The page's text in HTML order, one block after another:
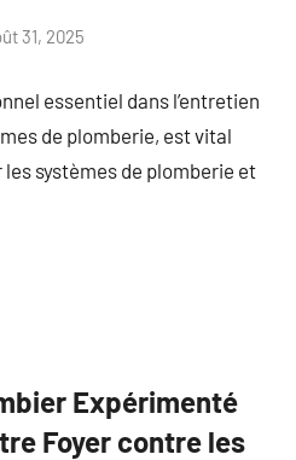
31, 2025
essentiel dans l’entretien
de plomberie, est vital
systèmes de plomberie et
Expérimenté
Foyer contre les